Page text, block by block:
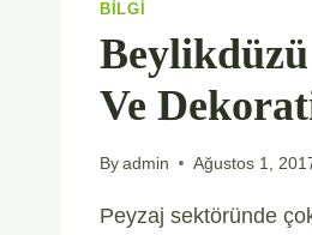
BILGI
Ve
Byadmin Ağustos 1,
Peyzaj sektöründe